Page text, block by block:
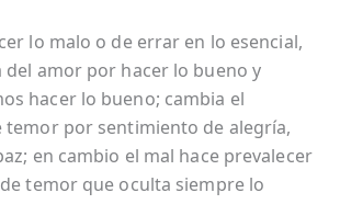
lo malo o de errar en lo esencial,
del amor por hacer lo bueno y
hacer lo bueno; cambia el
temor por sentimiento de alegría,
en cambio el mal hace prevalecer
temor que oculta siempre lo